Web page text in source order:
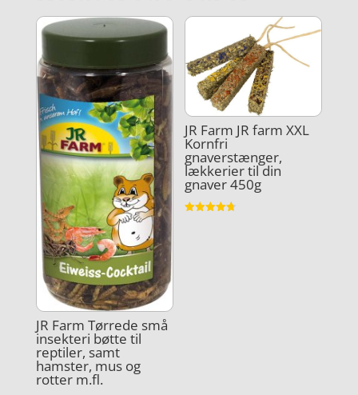
JR Farm Tørrede små
insekteri bøtte til
reptiler, samt
hamster, mus og
rotter m.fl.
JR Farm JR farm XXL
Kornfri
gnaverstænger,
lækkerier til din
gnaver 450g